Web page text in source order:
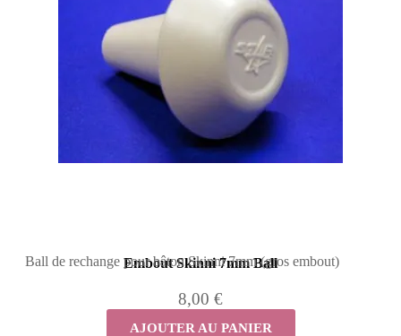
Embout Skinni 7mm Ball
Ball de rechange pour bâton Skinni 7mm (gros embout)
8,00 €
AJOUTER AU PANIER